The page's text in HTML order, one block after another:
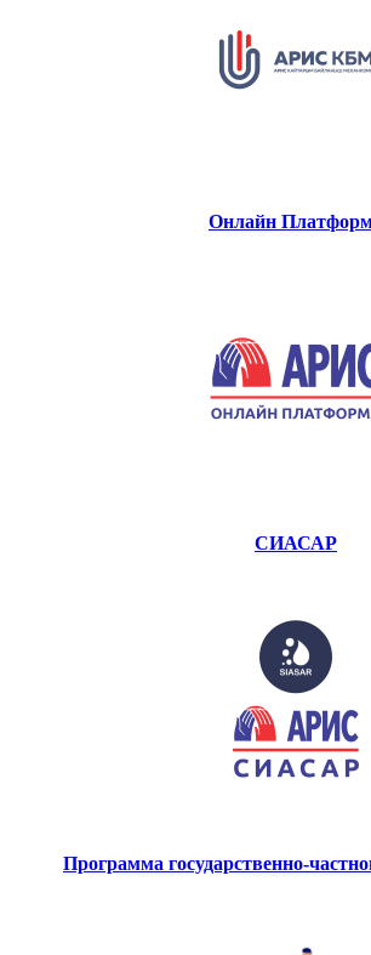
Онлайн
СИАСАР
Программа государственно-